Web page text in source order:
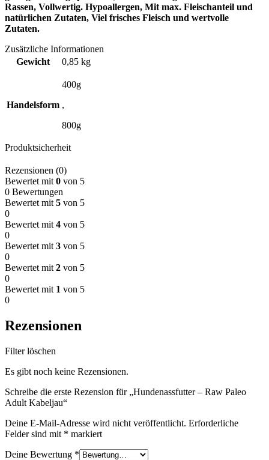
Rassen, Vollwertig. Hypoallergen, Mit max. Fleischanteil und
natürlichen Zutaten, Viel frisches Fleisch und wertvolle
Zutaten.
Zusätzliche Informationen
Gewicht
0,85 kg
Handelsform
400g
,
800g
Produktsicherheit
Rezensionen (0)
Bewertet mit 0 von 5
0 Bewertungen
Bewertet mit 5 von 5
0
Bewertet mit 4 von 5
0
Bewertet mit 3 von 5
0
Bewertet mit 2 von 5
0
Bewertet mit 1 von 5
0
Rezensionen
Filter löschen
Es gibt noch keine Rezensionen.
Schreibe die erste Rezension für „Hundenassfutter – Raw Paleo
Adult Kabeljau“
Deine E-Mail-Adresse wird nicht veröffentlicht. Erforderliche
Felder sind mit * markiert
Deine Bewertung *